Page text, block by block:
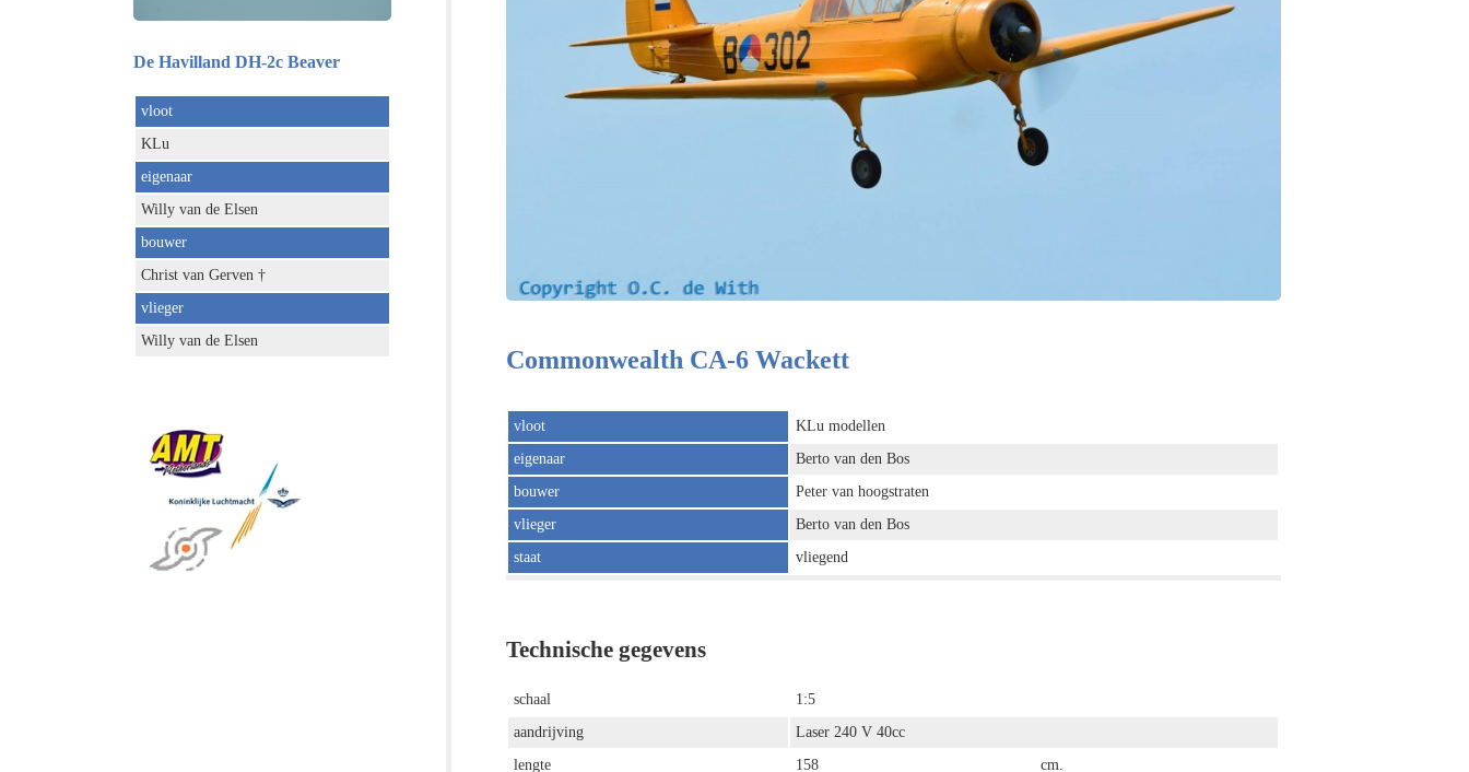
De Havilland DH-2c Beaver
vloot
KLu
eigenaar
Willy van de Elsen
bouwer
Christ van Gerven †
vlieger
Willy van de Elsen
Commonwealth CA-6 Wackett
vloot
KLu modellen
eigenaar
Berto van den Bos
bouwer
Peter van hoogstraten
vlieger
Berto van den Bos
staat
vliegend
Technische gegevens
schaal
1:5
aandrijving
Laser 240 V 40cc
lengte
158
cm.